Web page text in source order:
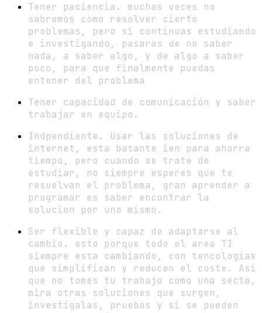
Tener paciencia. muchas veces no
sabremos como resolver cierto
problemas, pero si continuas estudiando
e investigando, pasaras de no saber
nada, a saber algo, y de algo a saber
poco, para que finalmente puedas
entener del problema
Tener capacidad de comunicación y saber
trabajar en equipo.
Indpendiente. Usar las soluciones de
internet, esta batante ien para ahorra
tiempo, pero cuando se trate de
estudiar, no siempre esperes que te
resuelvan el problema, gran aprender a
programar es saber encontrar la
solucion por uno mismo.
Ser flexible y capaz de adaptarse al
cambio. esto porque todo el area TI
siempre esta cambiando, con tencologías
que simplifican y reducen el coste. Asi
que no tomes tu trabajo como una secta,
mira otras soluciones que surgen,
investigalas, pruebas y si se pueden